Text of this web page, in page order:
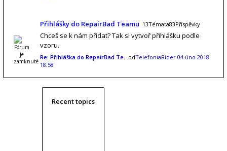
Přihlášky do RepairBad Teamu 13Témata83Příspěvky
Chceš se k nám přidat? Tak si vytvoř přihlášku podle
vzoru.
Re: Přihláška do RepairBad Te…odTelefoniaRider 04 úno 2018
18:58
Recent topics